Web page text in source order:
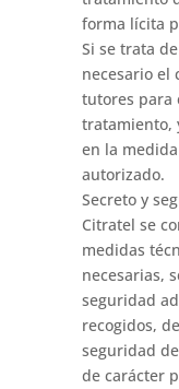
forma lícita
Si se trata
necesario el
tutores para
tratamiento,
en la
autorizado.
Secreto y
Citratel se
medidas
necesarias,
seguridad
recogidos,
seguridad
de carácter